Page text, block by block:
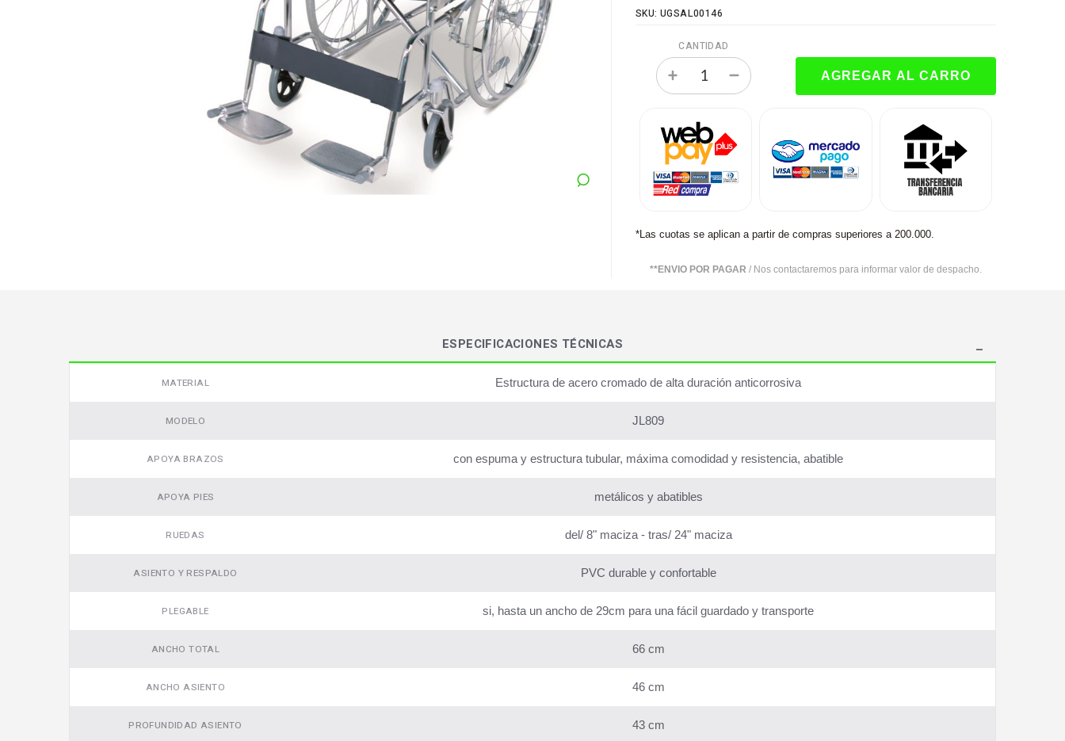
SKU: UGSAL00146
CANTIDAD
*Las cuotas se aplican a partir de compras superiores a 200.000.
**ENVIO POR PAGAR / Nos contactaremos para informar valor de despacho.
ESPECIFICACIONES TÉCNICAS
MATERIAL Estructura de acero cromado de alta duración anticorrosiva
MODELO JL809
APOYA BRAZOS con espuma y estructura tubular, máxima comodidad y resistencia, abatible
APOYA PIES metálicos y abatibles
RUEDAS del/ 8" maciza - tras/ 24" maciza
ASIENTO Y RESPALDO PVC durable y confortable
PLEGABLE si, hasta un ancho de 29cm para una fácil guardado y transporte
ANCHO TOTAL 66 cm
ANCHO ASIENTO 46 cm
PROFUNDIDAD ASIENTO 43 cm